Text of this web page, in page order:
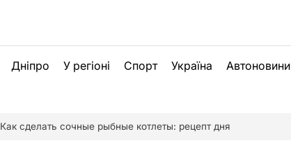
Дніпро У регіоні Спорт Україна Автоновини
Как сделать сочные рыбные котлеты: рецепт дня